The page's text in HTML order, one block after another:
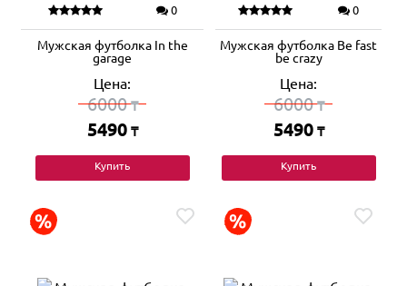
0
Мужская футболка In the
garage
Цена:
6000₸
5490 ₸
Купить
0
Мужская футболка Be fast
be crazy
Цена:
6000₸
5490 ₸
Купить